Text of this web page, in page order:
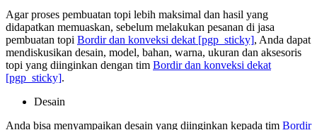
Agar proses pembuatan topi lebih maksimal dan hasil yang
didapatkan memuaskan, sebelum melakukan pesanan di jasa
pembuatan topi Bordir dan konveksi dekat [pgp_sticky], Anda dapat
mendiskusikan desain, model, bahan, warna, ukuran dan aksesoris
topi yang diinginkan dengan tim Bordir dan konveksi dekat
[pgp_sticky].
Desain
Anda bisa menyampaikan desain yang diinginkan kepada tim Bordir